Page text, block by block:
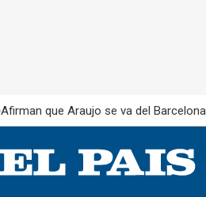
Afirman que Araujo se va del Barcelona